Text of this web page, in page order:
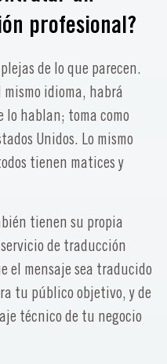
profesional?
de lo que parecen.
mismo idioma, habrá
lo hablan; toma como
Unidos. Lo mismo
tienen matices y
tienen su propia
de traducción
el mensaje sea traducido
tu público objetivo, y de
técnico de tu negocio